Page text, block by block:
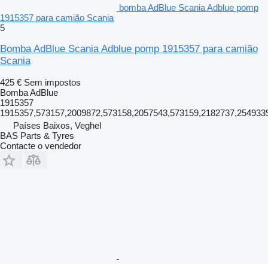
bomba AdBlue Scania Adblue pomp
1915357 para camião Scania
5
Bomba AdBlue Scania Adblue pomp 1915357 para camião
Scania
425 € Sem impostos
Bomba AdBlue
1915357
Países Baixos, Veghel
BAS Parts & Tyres
Contacte o vendedor